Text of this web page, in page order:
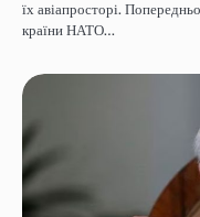
їх авіапросторі.
країни НАТО…